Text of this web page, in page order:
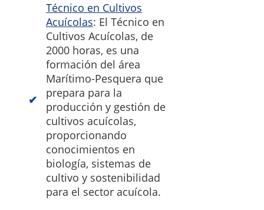
Técnico en Cultivos
Acuícolas: El Técnico en
Cultivos Acuícolas, de
2000 horas, es una
formación del área
Marítimo-Pesquera que
prepara para la
producción y gestión de
cultivos acuícolas,
proporcionando
conocimientos en
biología, sistemas de
cultivo y sostenibilidad
para el sector acuícola.